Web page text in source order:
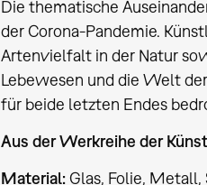
Die thematische
der Corona-Pandemie.
Artenvielfalt in der Natur
Lebewesen und die Welt
für beide letzten Endes
Aus der Werkreihe der
Material:Glas, Folie,